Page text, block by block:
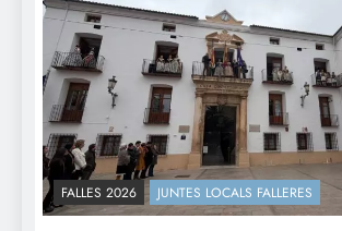
FALLES 2026 JUNTES LOCALS FALLERES